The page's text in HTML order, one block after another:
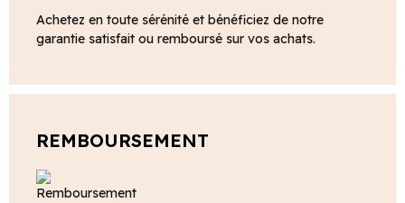
Achetez en toute sérénité et bénéficiez de notre
garantie satisfait ou remboursé sur vos achats.
REMBOURSEMENT